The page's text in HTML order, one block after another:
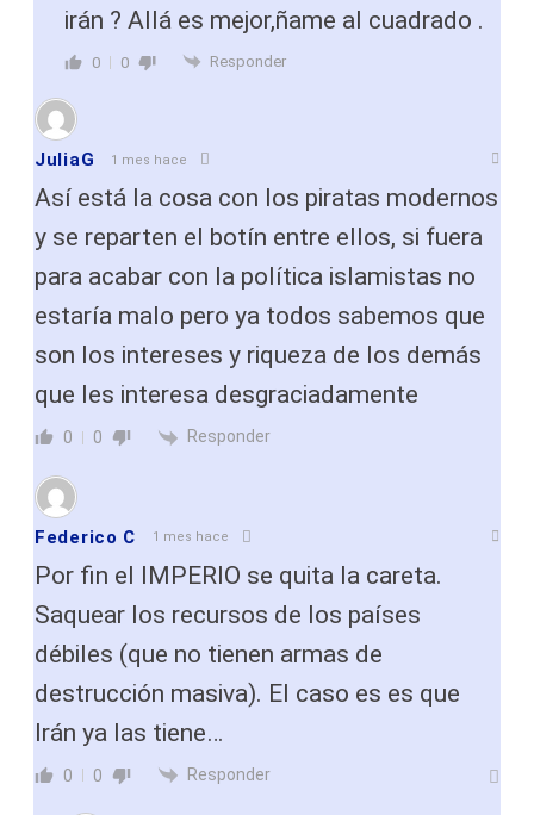
irán ? Allá es mejor,ñame al cuadrado .
0 0 Responder
JuliaG 1 mes hace
Así está la cosa con los piratas modernos
y se reparten el botín entre ellos, si fuera
para acabar con la política islamistas no
estaría malo pero ya todos sabemos que
son los intereses y riqueza de los demás
que les interesa desgraciadamente
0 0 Responder
Federico C 1 mes hace
Por fin el IMPERIO se quita la careta.
Saquear los recursos de los países
débiles (que no tienen armas de
destrucción masiva). El caso es es que
Irán ya las tiene…
0 0 Responder